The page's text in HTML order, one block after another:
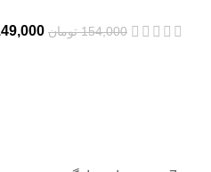
154,000 تومان قیمت